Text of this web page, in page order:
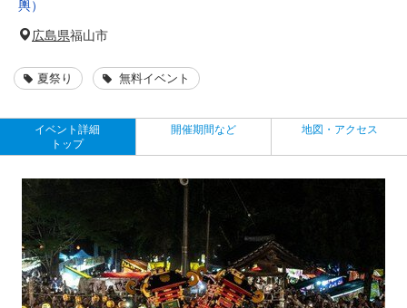
輿）
広島県福山市
夏祭り 無料イベント
イベント詳細
トップ
開催期間など 地図・アクセス